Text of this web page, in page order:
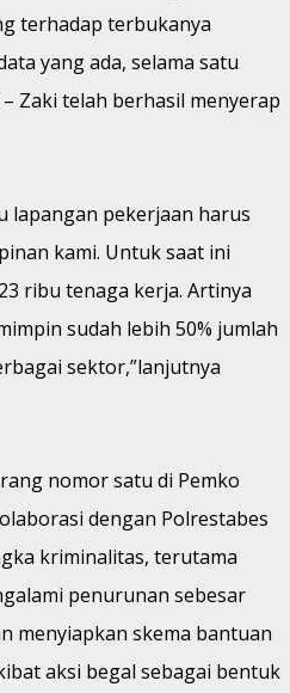
terhadap terbukanya
yang ada, selama satu
Zaki telah berhasil menyerap
lapangan pekerjaan harus
kami. Untuk saat ini
ribu tenaga kerja. Artinya
sudah lebih 50% jumlah
sektor,”lanjutnya
nomor satu di Pemko
dengan Polrestabes
kriminalitas, terutama
penurunan sebesar
menyiapkan skema bantuan
aksi begal sebagai bentuk